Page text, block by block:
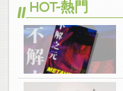
HOT-熱門